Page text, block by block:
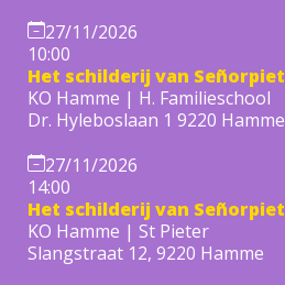
27/11/2026
10:00
Het schilderij van Señorpiet
KO Hamme | H. Familieschool
Dr. Hyleboslaan 1 9220 Hamme
27/11/2026
14:00
Het schilderij van Señorpiet
KO Hamme | St Pieter
Slangstraat 12, 9220 Hamme